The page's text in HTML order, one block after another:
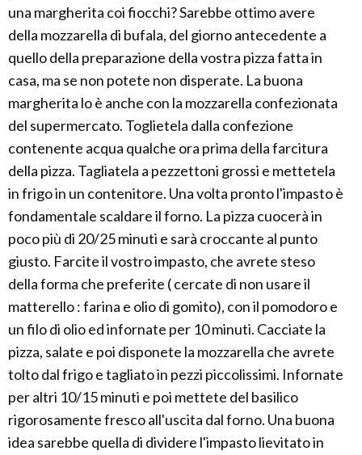
una margherita coi fiocchi? Sarebbe ottimo avere
della mozzarella di bufala, del giorno antecedente a
quello della preparazione della vostra pizza fatta in
casa, ma se non potete non disperate. La buona
margherita lo è anche con la mozzarella confezionata
del supermercato. Toglietela dalla confezione
contenente acqua qualche ora prima della farcitura
della pizza. Tagliatela a pezzettoni grossi e mettetela
in frigo in un contenitore. Una volta pronto l'impasto è
fondamentale scaldare il forno. La pizza cuocerà in
poco più di 20/25 minuti e sarà croccante al punto
giusto. Farcite il vostro impasto, che avrete steso
della forma che preferite ( cercate di non usare il
matterello : farina e olio di gomito), con il pomodoro e
un filo di olio ed infornate per 10 minuti. Cacciate la
pizza, salate e poi disponete la mozzarella che avrete
tolto dal frigo e tagliato in pezzi piccolissimi. Infornate
per altri 10/15 minuti e poi mettete del basilico
rigorosamente fresco all'uscita dal forno. Una buona
idea sarebbe quella di dividere l'impasto lievitato in